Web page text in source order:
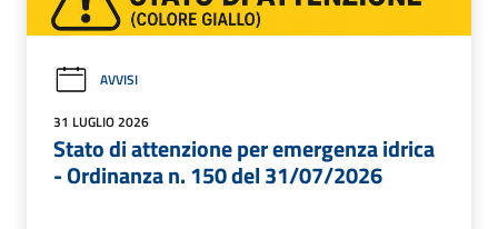
AVVISI
31 LUGLIO 2026
Stato di attenzione per emergenza idrica
- Ordinanza n. 150 del 31/07/2026